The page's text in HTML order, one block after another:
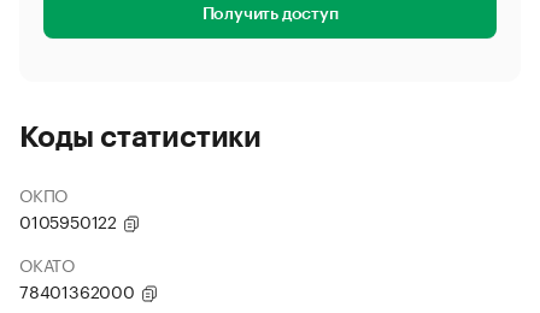
Получить доступ
Коды статистики
ОКПО
0105950122
ОКАТО
78401362000